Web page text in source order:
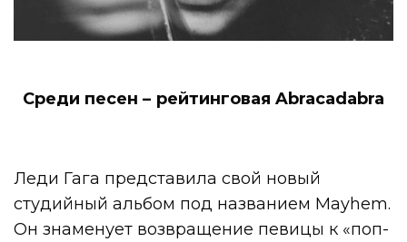
Среди песен – рейтинговая Abracadabra
Леди Гага представила свой новый
студийный альбом под названием Mayhem.
Он знаменует возвращение певицы к «поп-